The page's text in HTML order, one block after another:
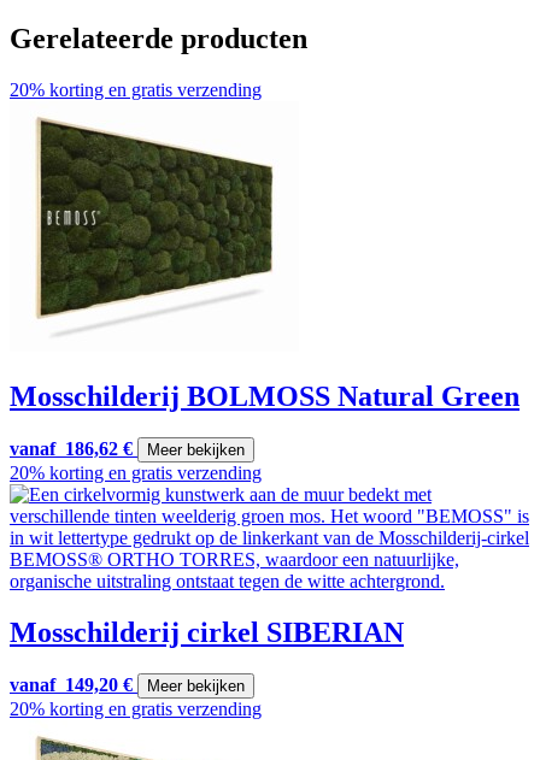
Gerelateerde producten
20% korting en gratis verzending
Mosschilderij BOLMOSS Natural Green
vanaf 186,62 € Meer bekijken
20% korting en gratis verzending
Mosschilderij cirkel SIBERIAN
vanaf 149,20 € Meer bekijken
20% korting en gratis verzending